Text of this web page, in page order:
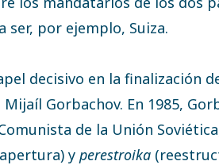
por ejemplo, Suiza.
decisivo en la finalización
Gorbachov. En 1985,
de la Unión
y perestroika